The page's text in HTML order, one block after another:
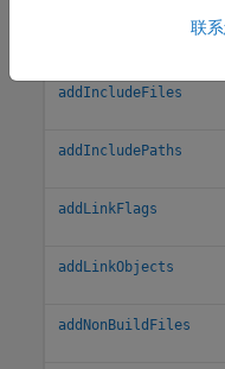
addIncludeFiles
addIncludePaths
addLinkFlags
addLinkObjects
addNonBuildFiles
联